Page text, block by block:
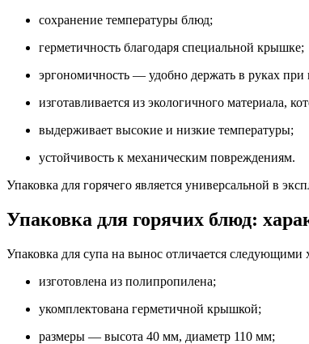
сохранение температуры блюд;
герметичность благодаря специальной крышке;
эргономичность — удобно держать в руках
изготавливается из экологичного материала,
выдерживает высокие и низкие температуры;
устойчивость к механическим повреждениям.
Упаковка для горячего является универсальной в
Упаковка для горячих блюд:
Упаковка для супа на вынос отличается следующими
изготовлена из полипропилена;
укомплектована герметичной крышкой;
размеры — высота 40 мм, диаметр 110 мм;